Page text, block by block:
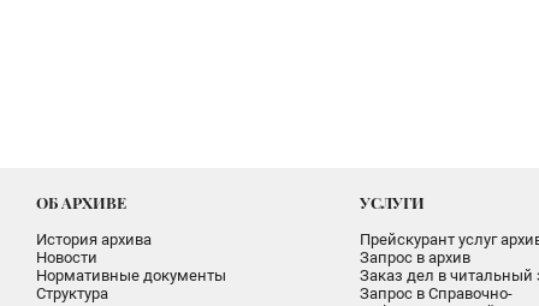
ОБ АРХИВЕ
История архива
Новости
Нормативные документы
Структура
УСЛУГИ
Прейскурант услуг
Запрос в архив
Заказ дел в читальный
Запрос в Справочно-